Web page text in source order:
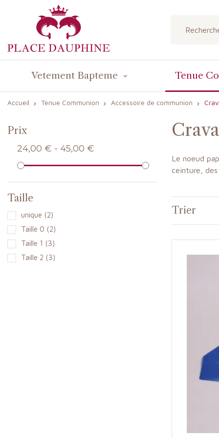
Vetement Bapteme Tenue
Accueil Tenue Communion Accessoire de communion
Prix
24,00 € - 45,00 €
Taille
unique (2)
Taille 0 (2)
Taille 1 (3)
Taille 2 (3)
Le noeud
ceinture,
Trier